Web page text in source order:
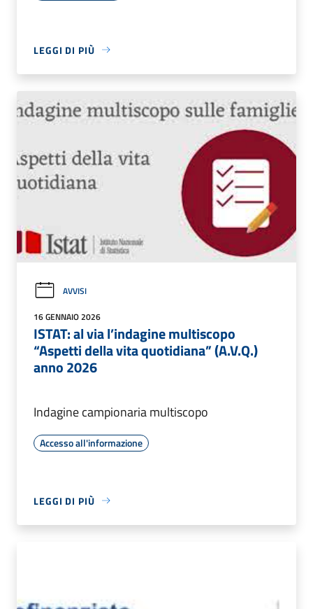
LEGGI DI PIÙ
AVVISI
16 GENNAIO 2026
ISTAT: al via l’indagine multiscopo
“Aspetti della vita quotidiana” (A.V.Q.)
anno 2026
Indagine campionaria multiscopo
Accesso all'informazione
LEGGI DI PIÙ